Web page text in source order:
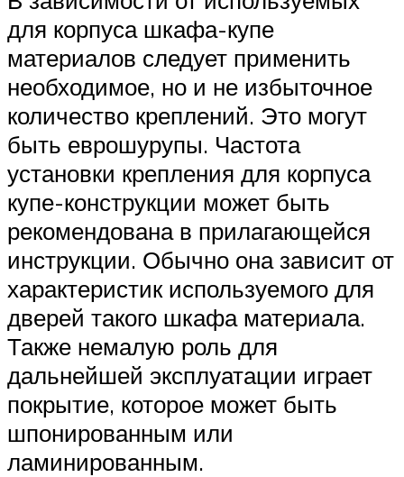
для корпуса шкафа-купе
материалов следует применить
необходимое, но и не избыточное
количество креплений. Это могут
быть еврошурупы. Частота
установки крепления для корпуса
купе-конструкции может быть
рекомендована в прилагающейся
инструкции. Обычно она зависит от
характеристик используемого для
дверей такого шкафа материала.
Также немалую роль для
дальнейшей эксплуатации играет
покрытие, которое может быть
шпонированным или
ламинированным.